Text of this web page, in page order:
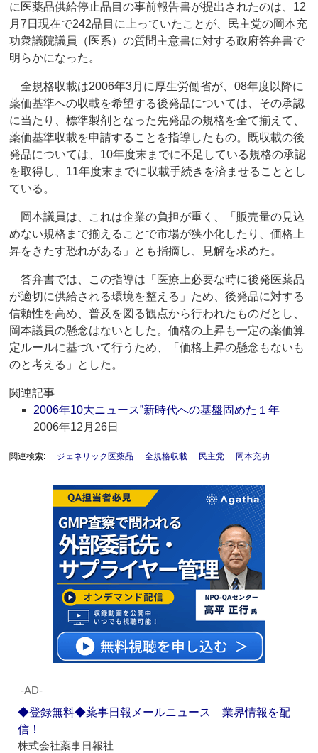
に医薬品供給停止品目の事前報告書が提出されたのは、12
月7日現在で242品目に上っていたことが、民主党の岡本充
功衆議院議員（医系）の質問主意書に対する政府答弁書で
明らかになった。
全規格収載は2006年3月に厚生労働省が、08年度以降に
薬価基準への収載を希望する後発品については、その承認
に当たり、標準製剤となった先発品の規格を全て揃えて、
薬価基準収載を申請することを指導したもの。既収載の後
発品については、10年度末までに不足している規格の承認
を取得し、11年度末までに収載手続きを済ませることとし
ている。
岡本議員は、これは企業の負担が重く、「販売量の見込
めない規格まで揃えることで市場が狭小化したり、価格上
昇をきたす恐れがある」とも指摘し、見解を求めた。
答弁書では、この指導は「医療上必要な時に後発医薬品
が適切に供給される環境を整える」ため、後発品に対する
信頼性を高め、普及を図る観点から行われたものだとし、
岡本議員の懸念はないとした。価格の上昇も一定の薬価算
定ルールに基づいて行うため、「価格上昇の懸念もないも
のと考える」とした。
関連記事
2006年10大ニュース”新時代への基盤固めた１年
2006年12月26日
関連検索: ジェネリック医薬品 全規格収載 民主党 岡本充功
‐AD‐
◆登録無料◆薬事日報メールニュース 業界情報を配
信！
株式会社薬事日報社